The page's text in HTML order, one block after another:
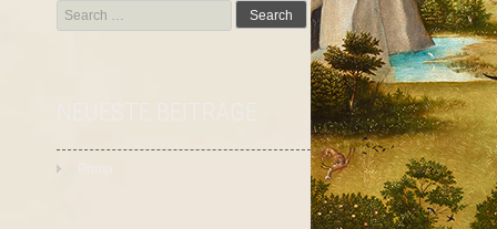
Search
for: